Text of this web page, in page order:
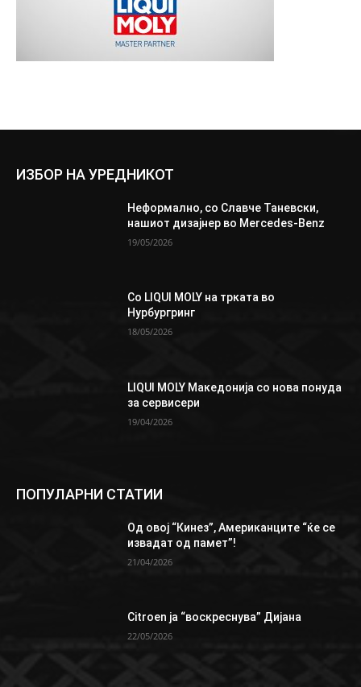
ИЗБОР НА УРЕДНИКОТ
Неформално, со Славче Таневски,
нашиот дизајнер во Mercedes-Benz
19/05/2026
Со LIQUI MOLY на трката во
Нурбургринг
18/05/2026
LIQUI MOLY Македонија со нова понуда
за сервисери
19/04/2026
ПОПУЛАРНИ СТАТИИ
Од овој “Кинез”, Aмериканците “ќе се
извадат од памет”!
21/04/2026
Citroen ја “воскреснува” Дијана
22/05/2026